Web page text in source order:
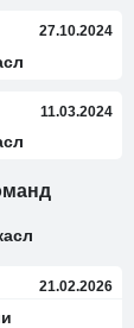
27.10.2024
11.03.2024
21.02.2026